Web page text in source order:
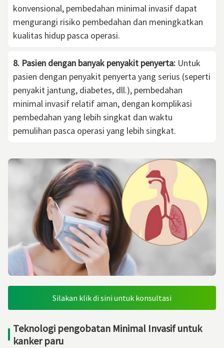
konvensional, pembedahan minimal invasif dapat
mengurangi risiko pembedahan dan meningkatkan
kualitas hidup pasca operasi.
8. Pasien dengan banyak penyakit penyerta: Untuk
pasien dengan penyakit penyerta yang serius (seperti
penyakit jantung, diabetes, dll.), pembedahan
minimal invasif relatif aman, dengan komplikasi
pembedahan yang lebih singkat dan waktu
pemulihan pasca operasi yang lebih singkat.
Silakan klik di sini untuk konsultasi
Teknologi pengobatan Minimal Invasif untuk
kanker paru